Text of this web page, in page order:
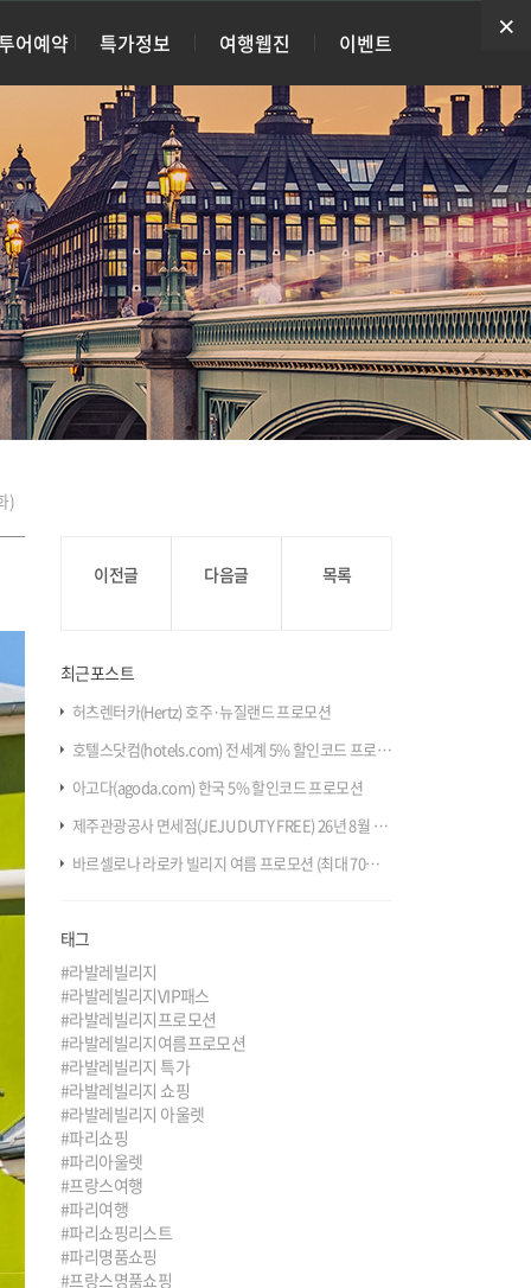
어예약 특가정보 여행웹진 이벤트
)
이전글 다음글 목록
최근포스트
허츠렌터카(Hertz) 호주·뉴질랜드 프로모션
호텔스닷컴(hotels.com) 전세계 5% 할인코드 프로모션
아고다(agoda.com) 한국 5% 할인코드 프로모션
제주관광공사 면세점(JEJU DUTY FREE) 26년 8월 크리스마스 여름 싹쓰리 프로모션
바르셀로나 라로카 빌리지 여름 프로모션 (최대 70% 할인 + 추가 혜택)
태그
#라발레빌리지
#라발레빌리지VIP패스
#라발레빌리지프로모션
#라발레빌리지여름프로모션
#라발레빌리지 특가
#라발레빌리지 쇼핑
#라발레빌리지 아울렛
#파리쇼핑
#파리아울렛
#프랑스여행
#파리여행
#파리쇼핑리스트
#파리명품쇼핑
#프랑스명품쇼핑
×
×
×